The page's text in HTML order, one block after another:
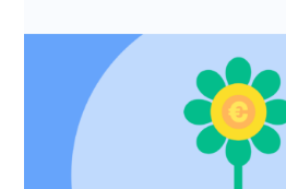
Tout savoir sur le
Le venture capital, ou capital-
ressource clé de financement